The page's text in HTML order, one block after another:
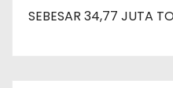
SEBESAR 34,77 JUTA